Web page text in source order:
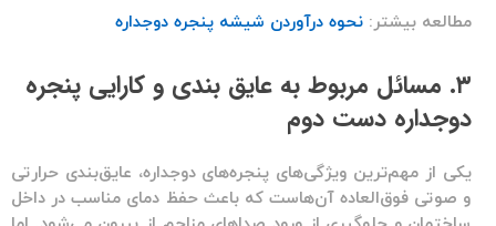
مطالعه بیشتر:نحوه درآوردن شیشه پنجره دوجداره
۳. مسائل مربوط به عایق بندی و کارایی پنجره
دوجداره دست دوم
یکی از مهم‌ترین ویژگی‌های پنجره‌های دوجداره، عایق‌بندی حرارتی
و صوتی فوق‌العاده آن‌هاست که باعث حفظ دمای مناسب در داخل